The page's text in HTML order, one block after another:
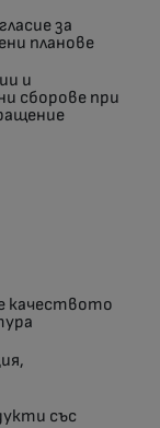
за
планове
и
сборове при
качеството
със